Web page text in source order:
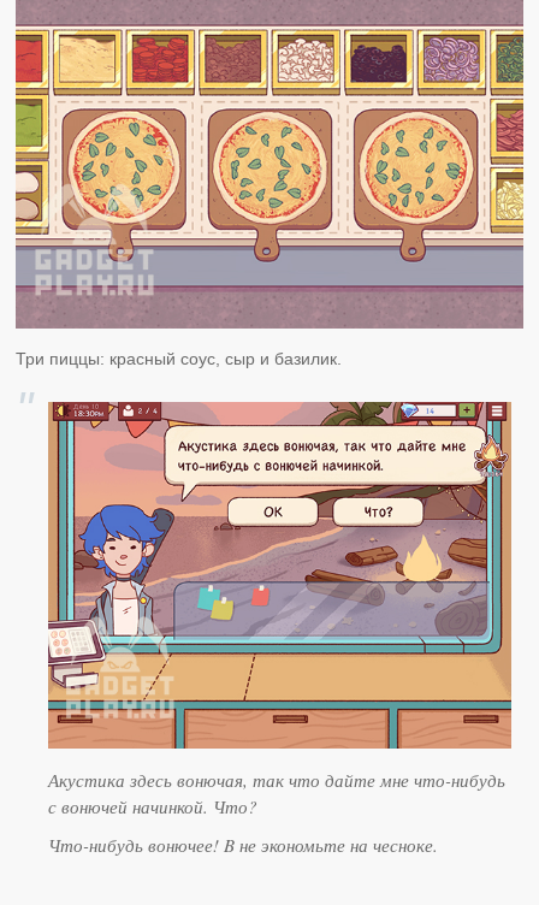
Три пиццы: красный соус, сыр и базилик.
Акустика здесь вонючая, так что дайте мне что-нибудь
с вонючей начинкой. Что?
Что-нибудь вонючее! B не экономьте на чесноке.